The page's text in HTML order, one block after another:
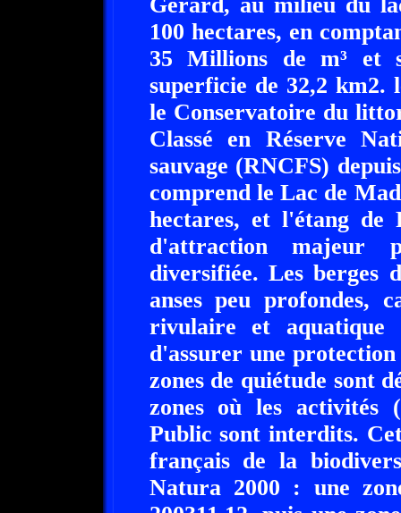
100 hectares, en
35 Millions de m³ et
superficie de 32,2 km2.
le Conservatoire du
Classé en Réserve
sauvage (RNCFS)
comprend le Lac de
hectares, et l'étang de
d'attraction majeur
diversifiée. Les berges
anses peu profondes,
rivulaire et aquatique
d'assurer une
zones de quiétude sont
zones où les activités
Public sont interdits.
français de la
Natura 2000 : une